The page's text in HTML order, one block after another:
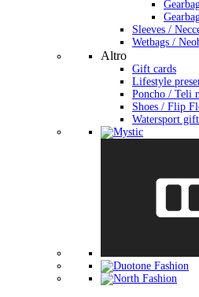
Sleeves /
Wetbags /
Altro
Gift cards
Lifestyle
Poncho / Teli
Shoes / Flip
Watersport